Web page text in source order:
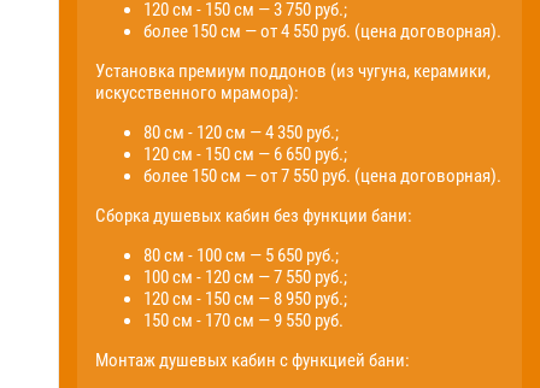
120 см - 150 см — 3 750 руб.;
более 150 см — от 4 550 руб. (цена договорная).
Установка премиум поддонов (из чугуна, керамики,
искусственного мрамора):
80 см - 120 см — 4 350 руб.;
120 см - 150 см — 6 650 руб.;
более 150 см — от 7 550 руб. (цена договорная).
Сборка душевых кабин без функции бани:
80 см - 100 см — 5 650 руб.;
100 см - 120 см — 7 550 руб.;
120 см - 150 см — 8 950 руб.;
150 см - 170 см — 9 550 руб.
Монтаж душевых кабин с функцией бани: